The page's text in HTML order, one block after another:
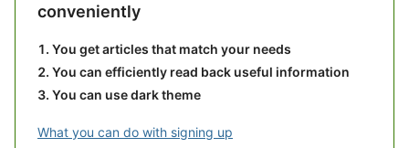
conveniently
You get articles that match your needs
You can efficiently read back useful information
You can use dark theme
What you can do with signing up